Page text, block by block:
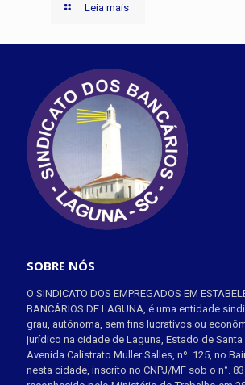
Leia mais
SOBRE NÓS
O SINDICATO DOS EMPREGADOS EM
BANCÁRIOS DE LAGUNA, é uma entidade
grau, autônoma, sem fins lucrativos ou
jurídico na cidade de Laguna, Estado de Santa
Avenida Calistrato Muller Salles, nº. 125, no
nesta cidade, inscrito no CNPJ/MF sob o n°.